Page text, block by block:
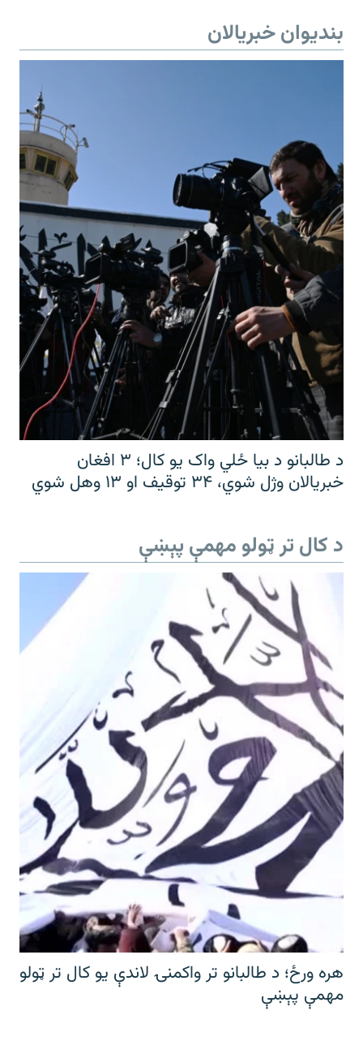
بندیوان خبریالان
د طالبانو د بیا ځلي واک یو کال؛ ۳ افغان
خبریالان وژل شوي، ۳۴ توقیف او ۱۳ وهل شوي
د کال تر ټولو مهمې پېښې
هره ورځ؛ د طالبانو تر واکمنۍ لاندې یو کال تر ټولو
مهمې پېښې